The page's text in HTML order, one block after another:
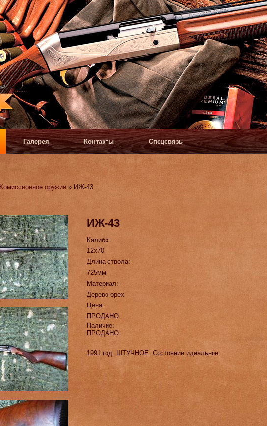
Галерея Контакты Спецсвязь
Комиссионное оружие » ИЖ-43
ИЖ-43
Калибр:
12х70
Длина ствола:
725мм
Материал:
Дерево орех
Цена:
ПРОДАНО
Наличие:
ПРОДАНО
1991 год. ШТУЧНОЕ. Состояние идеальное.